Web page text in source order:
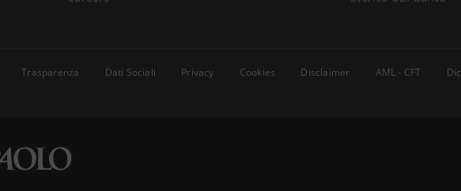
Trasparenza Dati Sociali Privacy Cookies Disclaimer AML - CFT